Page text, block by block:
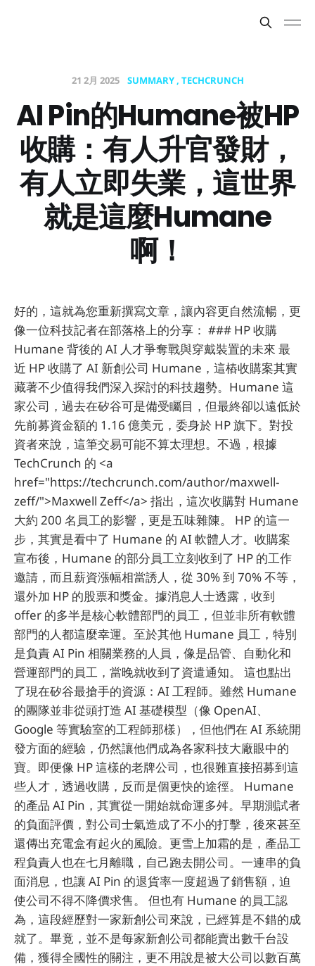
21 2月 2025 SUMMARY TECHCRUNCH
AI Pin的Humane被HP
收購：有人升官發財，
有人立即失業，這世界
就是這麼Humane
啊！
好的，這就為您重新撰寫文章，讓內容更自然流暢，更
像一位科技記者在部落格上的分享： ### HP 收購
Humane 背後的 AI 人才爭奪戰與穿戴裝置的未來 最
近 HP 收購了 AI 新創公司 Humane，這樁收購案其實
藏著不少值得我們深入探討的科技趨勢。Humane 這
家公司，過去在矽谷可是備受矚目，但最終卻以遠低於
先前募資金額的 1.16 億美元，委身於 HP 旗下。對投
資者來說，這筆交易可能不算太理想。不過，根據
TechCrunch 的 <a
href="https://techcrunch.com/author/maxwell-
zeff/">Maxwell Zeff</a> 指出，這次收購對 Humane
大約 200 名員工的影響，更是五味雜陳。 HP 的這一
步，其實是看中了 Humane 的 AI 軟體人才。收購案
宣布後，Humane 的部分員工立刻收到了 HP 的工作
邀請，而且薪資漲幅相當誘人，從 30% 到 70% 不等，
還外加 HP 的股票和獎金。據消息人士透露，收到
offer 的多半是核心軟體部門的員工，但並非所有軟體
部門的人都這麼幸運。至於其他 Humane 員工，特別
是負責 AI Pin 相關業務的人員，像是品管、自動化和
營運部門的員工，當晚就收到了資遣通知。 這也點出
了現在矽谷最搶手的資源：AI 工程師。雖然 Humane
的團隊並非從頭打造 AI 基礎模型（像 OpenAI、
Google 等實驗室的工程師那樣），但他們在 AI 系統開
發方面的經驗，仍然讓他們成為各家科技大廠眼中的
寶。即便像 HP 這樣的老牌公司，也很難直接招募到這
些人才，透過收購，反而是個更快的途徑。 Humane
的產品 AI Pin，其實從一開始就命運多舛。早期測試者
的負面評價，對公司士氣造成了不小的打擊，後來甚至
還傳出充電盒有起火的風險。更雪上加霜的是，產品工
程負責人也在七月離職，自己跑去開公司。一連串的負
面消息，也讓 AI Pin 的退貨率一度超過了銷售額，迫
使公司不得不降價求售。 但也有 Humane 的員工認
為，這段經歷對一家新創公司來說，已經算是不錯的成
就了。畢竟，並不是每家新創公司都能賣出數千台設
備，獲得全國性的關注，更不用說是被大公司以數百萬